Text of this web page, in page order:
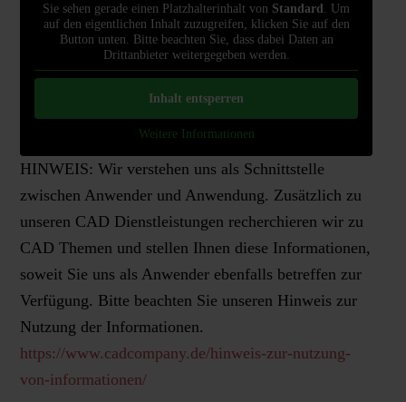
Sie sehen gerade einen Platzhalterinhalt von Standard . Um
auf den eigentlichen Inhalt zuzugreifen, klicken Sie auf den
Button unten. Bitte beachten Sie, dass dabei Daten an
Drittanbieter weitergegeben werden.
Inhalt entsperren
Weitere Informationen
HINWEIS: Wir verstehen uns als Schnittstelle
zwischen Anwender und Anwendung. Zusätzlich zu
unseren CAD Dienstleistungen recherchieren wir zu
CAD Themen und stellen Ihnen diese Informationen,
soweit Sie uns als Anwender ebenfalls betreffen zur
Verfügung. Bitte beachten Sie unseren Hinweis zur
Nutzung der Informationen.
https://www.cadcompany.de/hinweis-zur-nutzung-
von-informationen/